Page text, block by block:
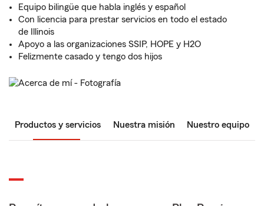
Equipo bilingüe que habla inglés y español
Con licencia para prestar servicios en todo el estado
de Illinois
Apoyo a las organizaciones SSIP, HOPE y H2O
Felizmente casado y tengo dos hijos
Productos y servicios Nuestra misión Nuestro equipo